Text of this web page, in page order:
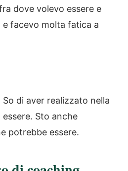
dove volevo essere e
facevo molta fatica a
di aver realizzato nella
Sto anche
potrebbe essere.